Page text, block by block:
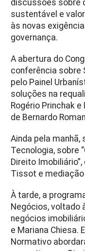
discussões sobre
sustentável e
às novas
governança.
A abertura do
conferência sobre
pelo Painel
soluções na
Rogério Princhak
de Bernardo
Ainda pela manhã,
Tecnologia, sobre
Direito
Tissot e mediação
À tarde, a
Negócios, voltado
negócios
e Mariana Chiesa.
Normativo